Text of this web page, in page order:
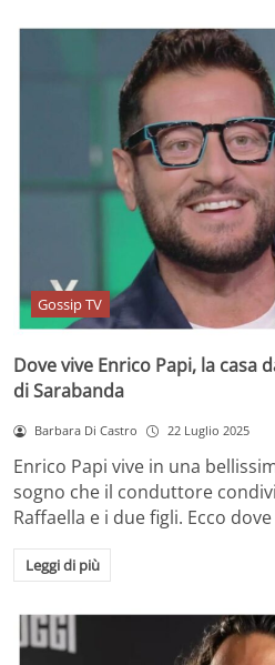
Gossip TV
Dove vive Enrico Papi, la casa
di Sarabanda
Barbara Di Castro 22 Luglio 2025
Enrico Papi vive in una
sogno che il conduttore
Raffaella e i due figli. Ecco
Leggi di più